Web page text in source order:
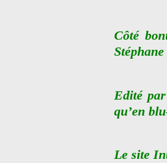
Côté
Edité
qu’en
Le site